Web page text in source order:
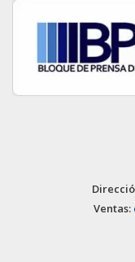
Ventas: